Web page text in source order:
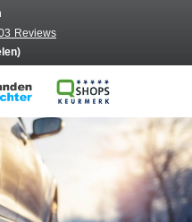
Reviews